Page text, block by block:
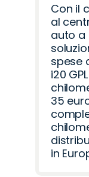
Con il
al
auto a
spese
i20
35
in